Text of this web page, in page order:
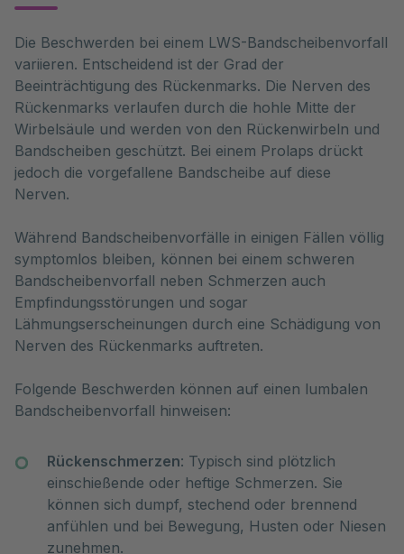
Die Beschwerden bei einem LWS-Bandscheibenvorfall
variieren. Entscheidend ist der Grad der
Beeinträchtigung des Rückenmarks. Die Nerven des
Rückenmarks verlaufen durch die hohle Mitte der
Wirbelsäule und werden von den Rückenwirbeln und
Bandscheiben geschützt. Bei einem Prolaps drückt
jedoch die vorgefallene Bandscheibe auf diese
Nerven.
Während Bandscheibenvorfälle in einigen Fällen völlig
symptomlos bleiben, können bei einem schweren
Bandscheibenvorfall neben Schmerzen auch
Empfindungsstörungen und sogar
Lähmungserscheinungen durch eine Schädigung von
Nerven des Rückenmarks auftreten.
Folgende Beschwerden können auf einen lumbalen
Bandscheibenvorfall hinweisen:
Rückenschmerzen: Typisch sind plötzlich
einschießende oder heftige Schmerzen. Sie
können sich dumpf, stechend oder brennend
anfühlen und bei Bewegung, Husten oder Niesen
zunehmen.